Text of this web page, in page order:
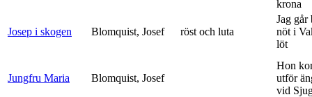
krona
Josep i skogen Blomquist, Josef röst och luta
Jag går
nöt i
löt
Jungfru Maria Blomquist, Josef
Hon
utför
vid